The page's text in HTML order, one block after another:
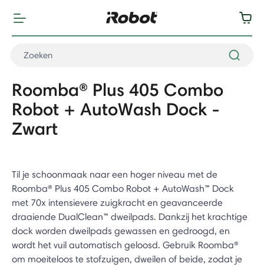
Roomba® Plus 405 Combo
Robot + AutoWash Dock -
Zwart
Til je schoonmaak naar een hoger niveau met de
Roomba® Plus 405 Combo Robot + AutoWash™ Dock
met 70x intensievere zuigkracht en geavanceerde
draaiende DualClean™ dweilpads. Dankzij het krachtige
dock worden dweilpads gewassen en gedroogd, en
wordt het vuil automatisch geloosd. Gebruik Roomba®
om moeiteloos te stofzuigen, dweilen of beide, zodat je